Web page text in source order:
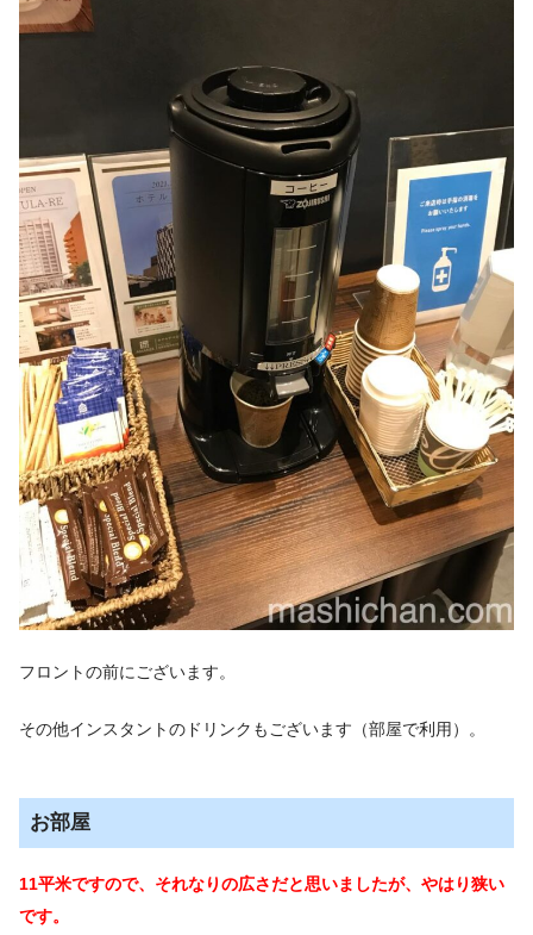
フロントの前にございます。
その他インスタントのドリンクもございます（部屋で利用）。
お部屋
11平米ですので、それなりの広さだと思いましたが、やはり狭い
です。